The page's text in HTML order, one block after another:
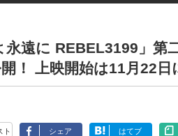
永遠に REBEL3199」第
！ 上映開始は11月22日
ト シェア はてブ